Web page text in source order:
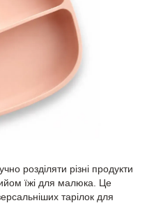
розділяти різні продукти
їжі для малюка. Це
тарілок для